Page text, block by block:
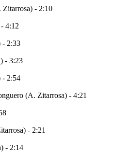
Zitarrosa) - 2:10
4:12
- 2:33
- 3:23
- 2:54
(A. Zitarrosa) - 4:21
- 2:21
- 2:14